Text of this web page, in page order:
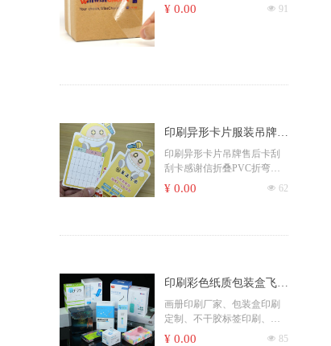
넶 91
¥ 0.00
印刷异形卡片服装吊牌售
后卡刮 刮卡感谢信折叠
PVC折弯挂卡打孔圆角
印刷异形卡片吊牌售后卡刮
刮卡感谢信折叠PVC折弯挂
卡打孔圆角
넶 62
¥ 0.00
印刷彩色纸质包装盒飞机
盒双插盒扣底盒白卡400
克小批量汕头厂家
画册印刷厂家、包装盒印刷
定制、不干胶标签印刷、名
片印刷服务、海报印刷制넶 85
¥ 0.00